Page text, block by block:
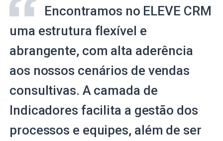
Encontramos no ELEVE CRM
uma estrutura flexível e
abrangente, com alta aderência
aos nossos cenários de vendas
consultivas. A camada de
Indicadores facilita a gestão dos
processos e equipes, além de ser